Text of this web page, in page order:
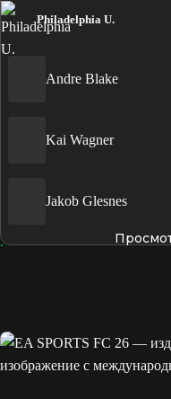
Philadelphia U.
Andre Blake
Kai Wagner
Jakob Glesnes